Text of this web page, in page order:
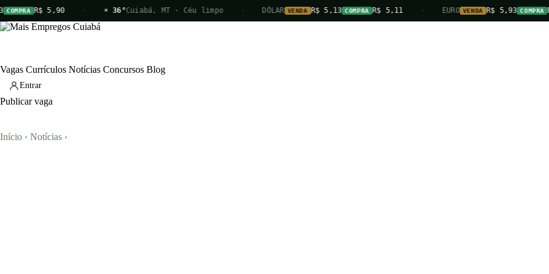
R$ 5,90 · ☀ 36° Cuiabá, MT · Céu limpo · DÓLAR VENDA R$ 5,13 COMPRA R$ 5,11 · EURO VENDA R$ 5,93 COMPRA R$ 5,90
Vagas Currículos Notícias Concursos Blog
Entrar
Publicar vaga
Início › Notícias ›